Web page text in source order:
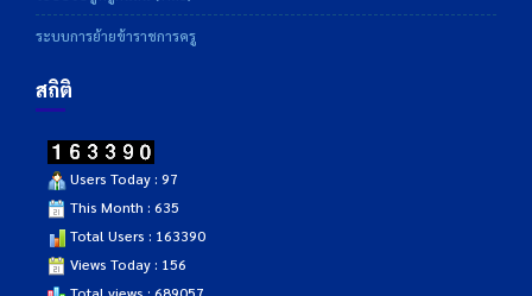
ระบบการย้ายข้าราชการครู
สถิติ
Users Today : 97
This Month : 635
Total Users : 163390
Views Today : 156